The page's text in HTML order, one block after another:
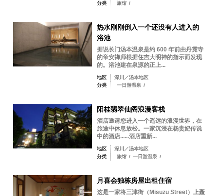
分类
旅馆 /
热水刚刚倒入一个还没有人进入的
浴池
据说长门汤本温泉是约 600 年前由丹霓寺
的帝安禅师根据住吉大明神的指示而发现
的。浴池建在泉源的正上...
地区
深川／汤本地区
分类
一日游温泉 /
阳桂翡翠仙阁浪漫客栈
酒店邀请您进入一个遥远的浪漫世界，在
旅途中休息放松。一家沉浸在杨贵妃传说
中的酒店......酒店重新...
地区
深川／汤本地区
分类
旅馆 / 一日游温泉 /
月喜会独栋房屋出租住宿
这是一家将三津街（Misuzu Street）上矗